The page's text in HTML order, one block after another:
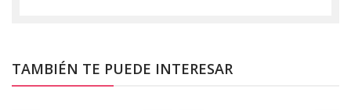
TAMBIÉN TE PUEDE INTERESAR